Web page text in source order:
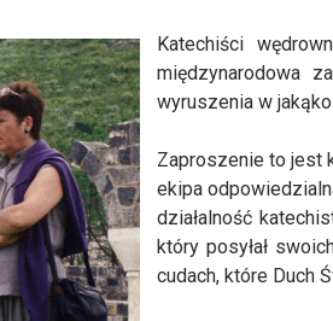
Katechiści
międzynarodowa
wyruszenia w
Zaproszenie to jest
ekipa
działalność
który posyłał
cudach, które Duch